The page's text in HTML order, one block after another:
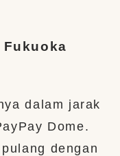
dalam jarak
Dome.
dengan